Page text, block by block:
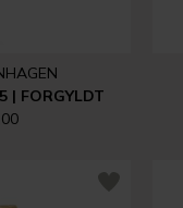
| FORGYLDT